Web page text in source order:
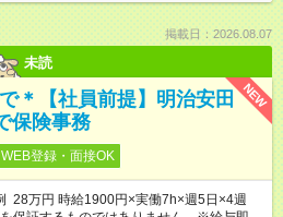
掲載日：2026.08.07
未読
NEW
＊【社員前提】明治安田
保険事務
WEB登録・面接OK
万円 時給1900円×実働7h×週5日×4週